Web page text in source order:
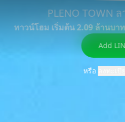
ลง
ทะเบียน
โปรโมชัน
ข้อมูล
โครงการ
ที่ตั้ง
PLENO TOWN
ทาวน์โฮม เริ่มต้น 2.09 ล้านบา
Add
หรือ